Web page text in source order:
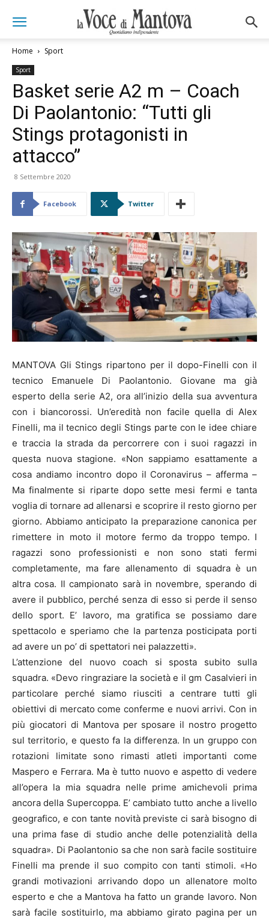
Home Sport
Sport
Basket serie A2 m – Coach
Di Paolantonio: “Tutti gli
Stings protagonisti in
attacco”
8 Settembre 2020
Facebook Twitter
MANTOVA Gli Stings ripartono per il dopo-Finelli con il
tecnico Emanuele Di Paolantonio. Giovane ma già
esperto della serie A2, ora all’inizio della sua avventura
con i biancorossi. Un’eredità non facile quella di Alex
Finelli, ma il tecnico degli Stings parte con le idee chiare
e traccia la strada da percorrere con i suoi ragazzi in
questa nuova stagione. «Non sappiamo esattamente a
cosa andiamo incontro dopo il Coronavirus – afferma –
Ma finalmente si riparte dopo sette mesi fermi e tanta
voglia di tornare ad allenarsi e scoprire il resto giorno per
giorno. Abbiamo anticipato la preparazione canonica per
rimettere in moto il motore fermo da troppo tempo. I
ragazzi sono professionisti e non sono stati fermi
completamente, ma fare allenamento di squadra è un
altra cosa. Il campionato sarà in novembre, sperando di
avere il pubblico, perché senza di esso si perde il senso
dello sport. E’ lavoro, ma gratifica se possiamo dare
spettacolo e speriamo che la partenza posticipata porti
ad avere un po’ di spettatori nei palazzetti».
L’attenzione del nuovo coach si sposta subito sulla
squadra. «Devo ringraziare la società e il gm Casalvieri in
particolare perché siamo riusciti a centrare tutti gli
obiettivi di mercato come conferme e nuovi arrivi. Con in
più giocatori di Mantova per sposare il nostro progetto
sul territorio, e questo fa la differenza. In un gruppo con
rotazioni limitate sono rimasti atleti importanti come
Maspero e Ferrara. Ma è tutto nuovo e aspetto di vedere
all’opera la mia squadra nelle prime amichevoli prima
ancora della Supercoppa. E’ cambiato tutto anche a livello
geografico, e con tante novità previste ci sarà bisogno di
una prima fase di studio anche delle potenzialità della
squadra». Di Paolantonio sa che non sarà facile sostituire
Finelli ma prende il suo compito con tanti stimoli. «Ho
grandi motivazioni arrivando dopo un allenatore molto
esperto e che a Mantova ha fatto un grande lavoro. Non
sarà facile sostituirlo, ma abbiamo girato pagina per un